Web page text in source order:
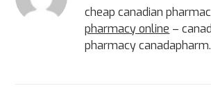
cheap canadian
pharmacy online –
pharmacy